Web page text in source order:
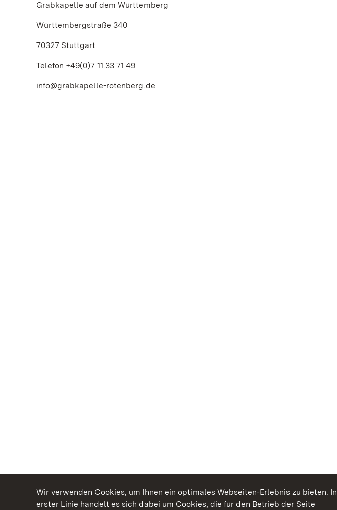
Wir verwenden Cookies, um Ihnen ein optimales Webseiten-Erlebnis zu bieten. In
erster Linie handelt es sich dabei um Cookies, die für den Betrieb der Seite
Grabkapelle auf dem Württemberg
Württembergstraße 340
70327 Stuttgart
Telefon +49(0)7 11.33 71 49
info@grabkapelle-rotenberg.de